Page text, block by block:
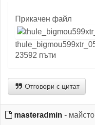
Прикачен файл
23592 пъти
Отговори с цитат
masteradmin -